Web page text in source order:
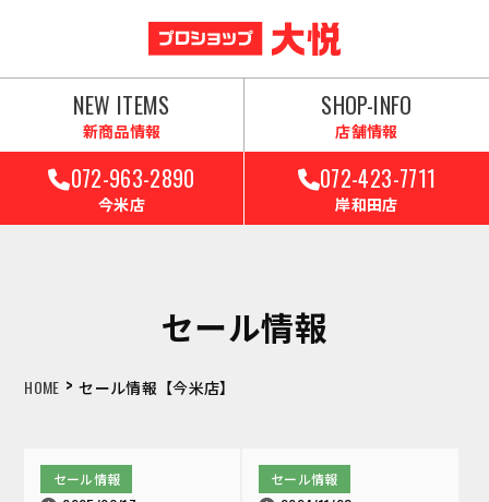
NEW ITEMS
新商品情報
SHOP-INFO
店舗情報
072-963-2890
今米店
072-423-7711
岸和田店
セール情報
HOME > セール情報【今米店】
セール情報 セール情報